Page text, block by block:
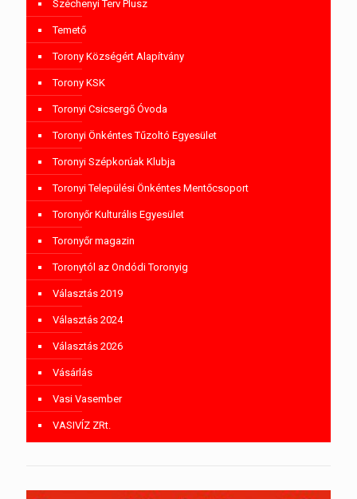
Széchenyi Terv Plusz
Temető
Torony Községért Alapítvány
Torony KSK
Toronyi Csicsergő Óvoda
Toronyi Önkéntes Tűzoltó Egyesület
Toronyi Szépkorúak Klubja
Toronyi Települési Önkéntes Mentőcsoport
Toronyőr Kulturális Egyesület
Toronyőr magazin
Toronytól az Ondódi Toronyig
Választás 2019
Választás 2024
Választás 2026
Vásárlás
Vasi Vasember
VASIVÍZ ZRt.